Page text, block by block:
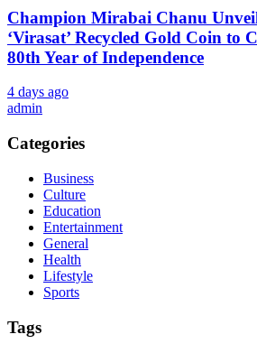
Champion Mirabai Chanu
‘Virasat’ Recycled Gold Coin to
80th Year of Independence
4 days ago
admin
Categories
Business
Culture
Education
Entertainment
General
Health
Lifestyle
Sports
Tags